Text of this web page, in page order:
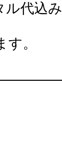
ル代込み
。